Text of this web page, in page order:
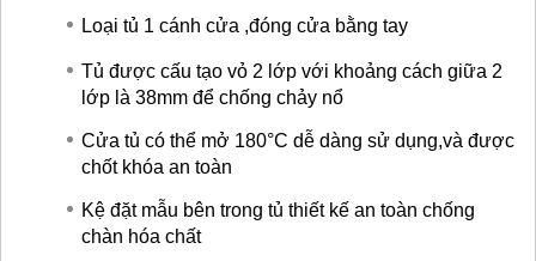
Loại tủ 1 cánh cửa ,đóng cửa bằng tay
Tủ được cấu tạo vỏ 2 lớp với khoảng cách giữa 2
lớp là 38mm để chống chảy nổ
Cửa tủ có thể mở 180°C dễ dàng sử dụng,và được
chốt khóa an toàn
Kệ đặt mẫu bên trong tủ thiết kế an toàn chống
chàn hóa chất